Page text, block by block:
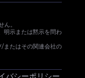
ん。
明示または黙示を問わ
/またはその関連会社の